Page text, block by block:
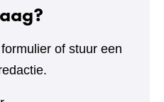
of stuur een